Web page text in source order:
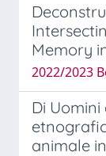
Memory
2022/2023
Di Uomini
animale